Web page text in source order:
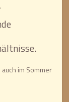
im Sommer